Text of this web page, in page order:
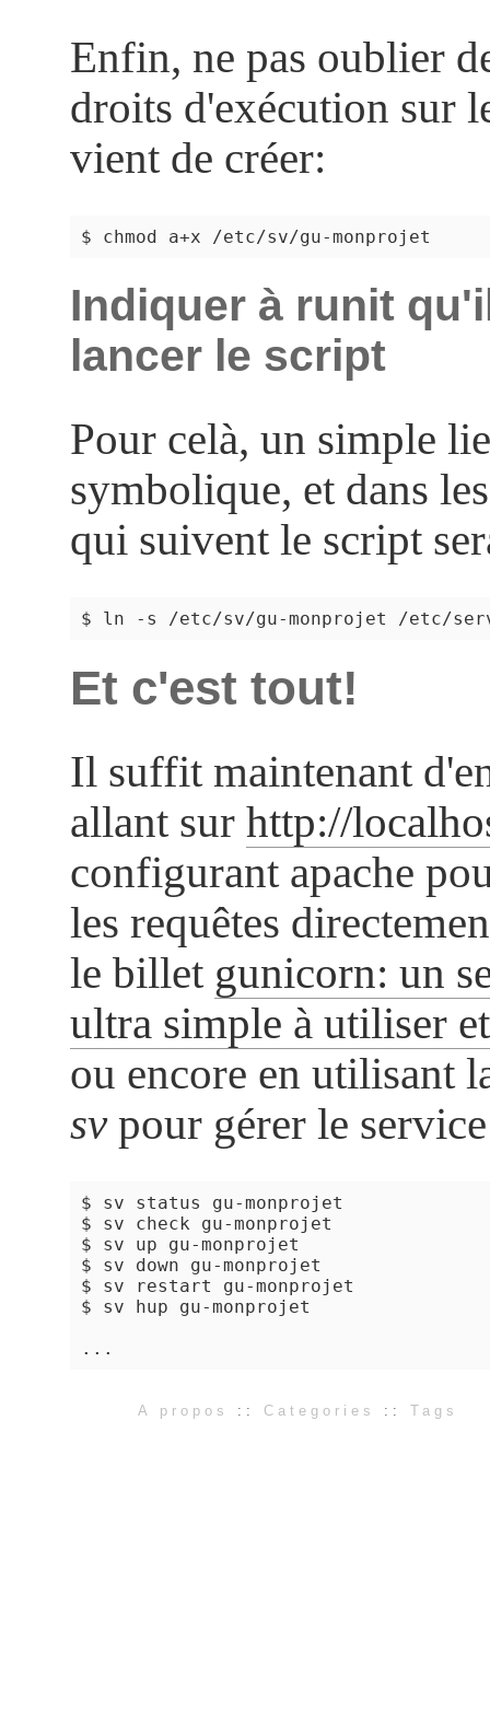
Enfin, ne pas oublier
droits d'exécution sur
vient de créer:
Indiquer à runit
lancer le script
Pour celà, un simple
symbolique, et dans
qui suivent le script
Et c'est tout!
Il suffit maintenant
allant sur http://
configurant apache
les requêtes
le billet gunicorn: un
ultra simple à utiliser
ou encore en utilisant
svpour gérer le
$ sv status gu-monprojet
$ sv check gu-monprojet
$ sv up gu-monprojet
$ sv down gu-monprojet
$ sv restart gu-monprojet
$ sv hup gu-monprojet
A propos :: Categories :: Tags